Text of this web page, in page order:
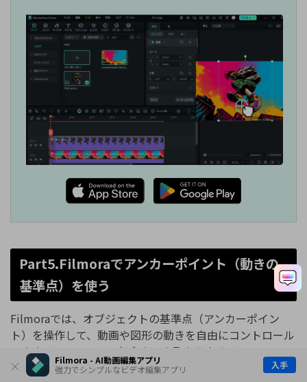
Filmora - AI動画編集アプリ
強力でシンプルなビデオ編集アプリ
入手
Part5.Filmoraでアンカーポイント（動きの
基準点）を使う
Filmoraでは、オブジェクトの基準点（アンカーポイン
ト）を操作して、動画や図形の動きを自由にコントロール
できます。ここでは、初心者でも取り入れやすい3つのス
テップで解説します。